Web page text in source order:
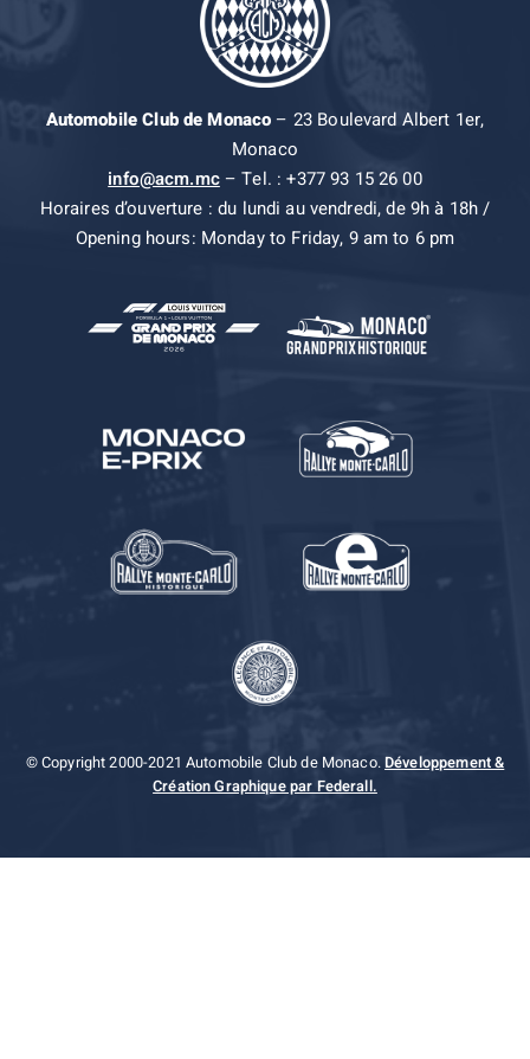
Automobile Club de Monaco– 23 Boulevard Albert 1er,
Monaco
info@acm.mc– Tel. : +377 93 15 26 00
Horaires d’ouverture : du lundi au vendredi, de 9h à 18h /
Opening hours: Monday to Friday, 9 am to 6 pm
© Copyright 2000-2021 Automobile Club de Monaco.Développement &
Création Graphique par Federall.